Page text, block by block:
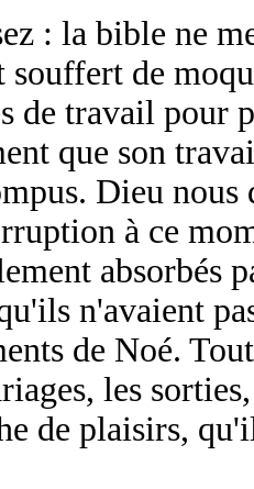
: la bible ne
souffert de
de travail pour
que son
Dieu
à ce
absorbés
n'avaient
de Noé.
les
de plaisirs,